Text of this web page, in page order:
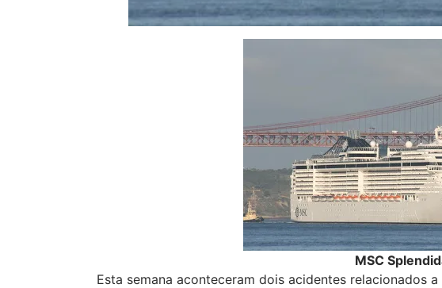
MSC
Esta semana aconteceram dois acidentes relacionados